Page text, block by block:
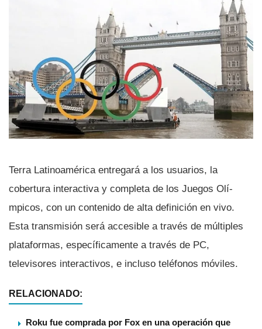
Terra Latinoamérica entregará a los usuarios, la
cobertura interactiva y completa de los Juegos Olí­
mpicos, con un contenido de alta definición en vivo.
Esta transmisión será accesible a través de múltiples
plataformas, especí­ficamente a través de PC,
televisores interactivos, e incluso teléfonos móviles.
RELACIONADO:
Roku fue comprada por Fox en una operación que